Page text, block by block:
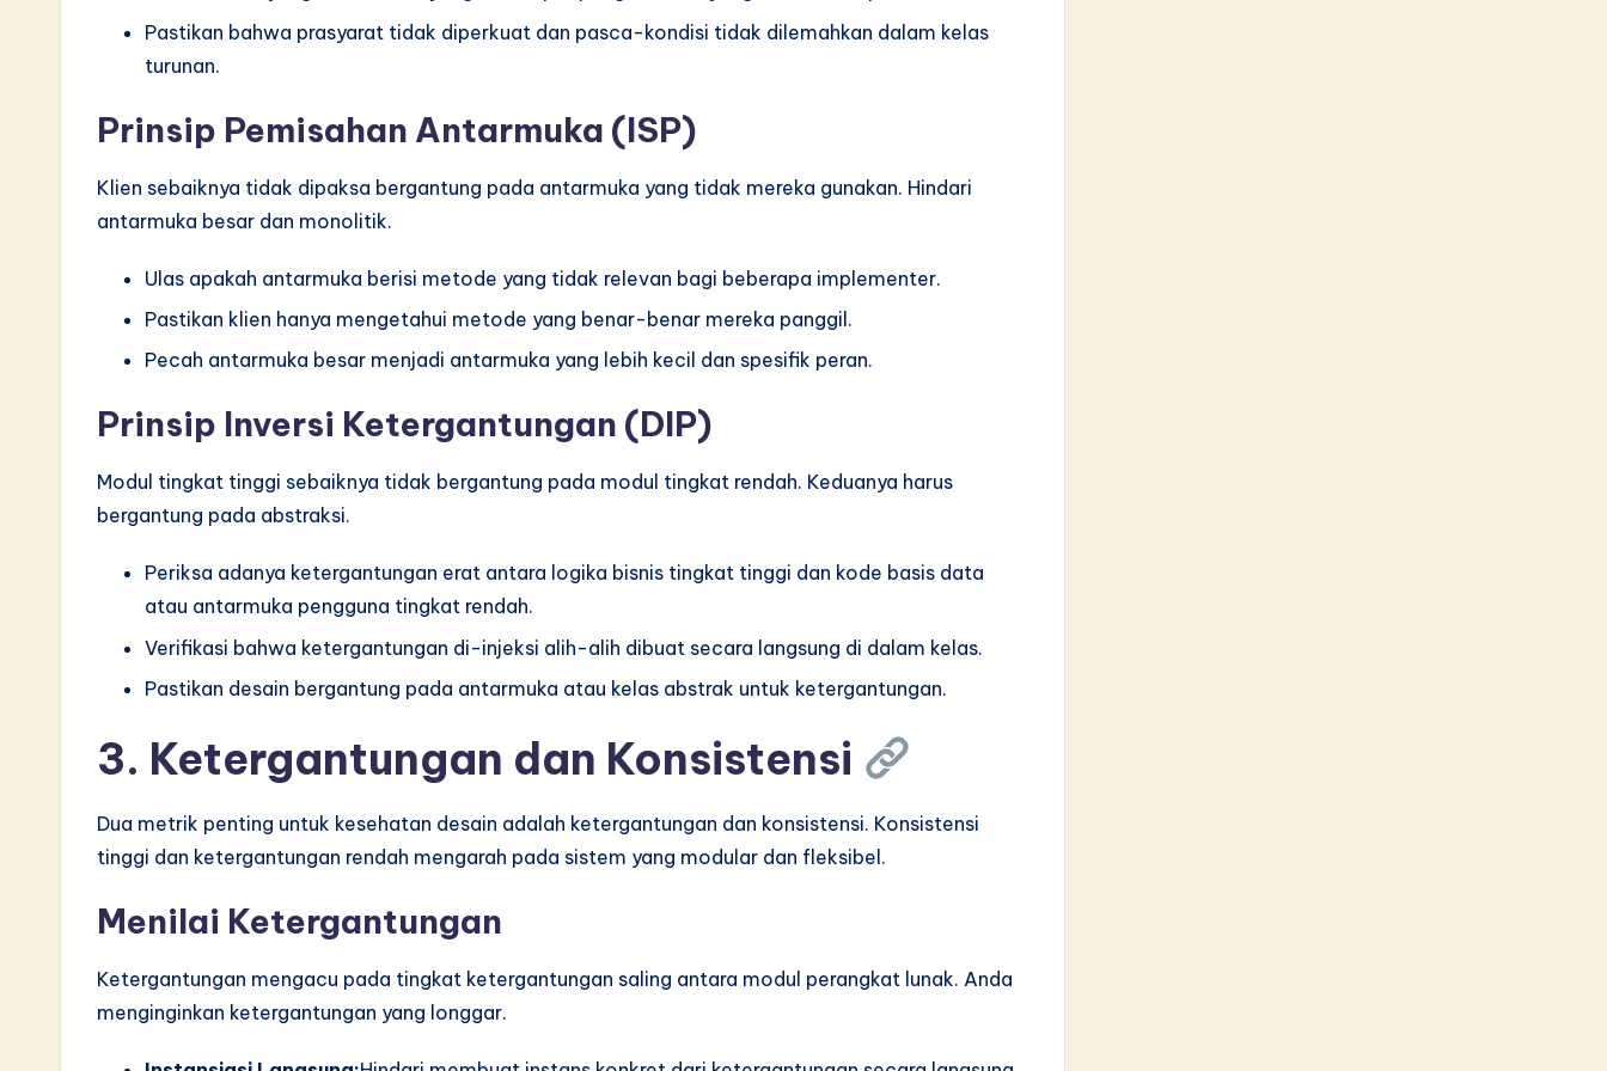
Pastikan bahwa prasyarat tidak diperkuat dan pasca-kondisi tidak dilemahkan dalam kelas
turunan.
Prinsip Pemisahan Antarmuka (ISP)
Klien sebaiknya tidak dipaksa bergantung pada antarmuka yang tidak mereka gunakan. Hindari
antarmuka besar dan monolitik.
Ulas apakah antarmuka berisi metode yang tidak relevan bagi beberapa implementer.
Pastikan klien hanya mengetahui metode yang benar-benar mereka panggil.
Pecah antarmuka besar menjadi antarmuka yang lebih kecil dan spesifik peran.
Prinsip Inversi Ketergantungan (DIP)
Modul tingkat tinggi sebaiknya tidak bergantung pada modul tingkat rendah. Keduanya harus
bergantung pada abstraksi.
Periksa adanya ketergantungan erat antara logika bisnis tingkat tinggi dan kode basis data
atau antarmuka pengguna tingkat rendah.
Verifikasi bahwa ketergantungan di-injeksi alih-alih dibuat secara langsung di dalam kelas.
Pastikan desain bergantung pada antarmuka atau kelas abstrak untuk ketergantungan.
3. Ketergantungan dan Konsistensi
Dua metrik penting untuk kesehatan desain adalah ketergantungan dan konsistensi. Konsistensi
tinggi dan ketergantungan rendah mengarah pada sistem yang modular dan fleksibel.
Menilai Ketergantungan
Ketergantungan mengacu pada tingkat ketergantungan saling antara modul perangkat lunak. Anda
menginginkan ketergantungan yang longgar.